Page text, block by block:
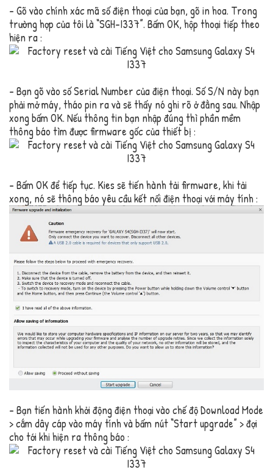
– Gõ vào chính xác mã số điện thoại của bạn, gõ in hoa. Trong
trường hợp của tôi là “SGH-I337”. Bấm OK, hộp thoại tiếp theo
hiện ra :
– Bạn gõ vào số Serial Number của điện thoại. Số S/N này bạn
phải mở máy, tháo pin ra và sẽ thấy nó ghi rõ ở đằng sau. Nhập
xong bấm OK. Nếu thông tin bạn nhập đúng thì phần mềm
thông báo tìm được firmware gốc của thiết bị :
– Bấm OK để tiếp tục. Kies sẽ tiến hành tải firmware, khi tải
xong, nó sẽ thông báo yêu cầu kết nối điện thoại với máy tính :
– Bạn tiến hành khởi động điện thoại vào chế độ Download Mode
> cắm dây cáp vào máy tính và bấm nút “Start upgrade” > đợi
cho tới khi hiện ra thông báo :